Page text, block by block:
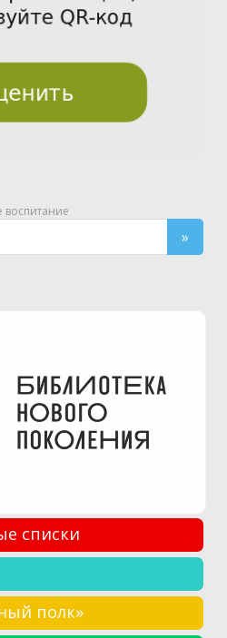
воспитание
списки
полк»